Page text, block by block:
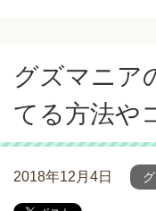
グズマニア
てる方法や
2018年12月4日